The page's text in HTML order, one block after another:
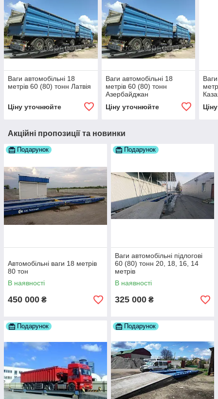
Ваги автомобільні 18
метрів 60 (80) тонн Латвія
Ціну уточнюйте
Ваги автомобільні 18
метрів 60 (80) тонн
Азербайджан
Ціну уточнюйте
Акційні пропозиції та новинки
Подарунок
Автомобільні ваги 18 метрів
80 тон
В наявності
450 000 ₴
Подарунок
Ваги автомобільні підлогові
60 (80) тонн 20, 18, 16, 14
метрів
В наявності
325 000 ₴
Подарунок Подарунок